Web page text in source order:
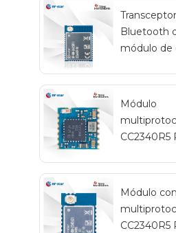
2340QB1
Transceptor
Bluetooth
módulo de
vehículos
Módulo
CC2340R5
Módulo
CC2340R5